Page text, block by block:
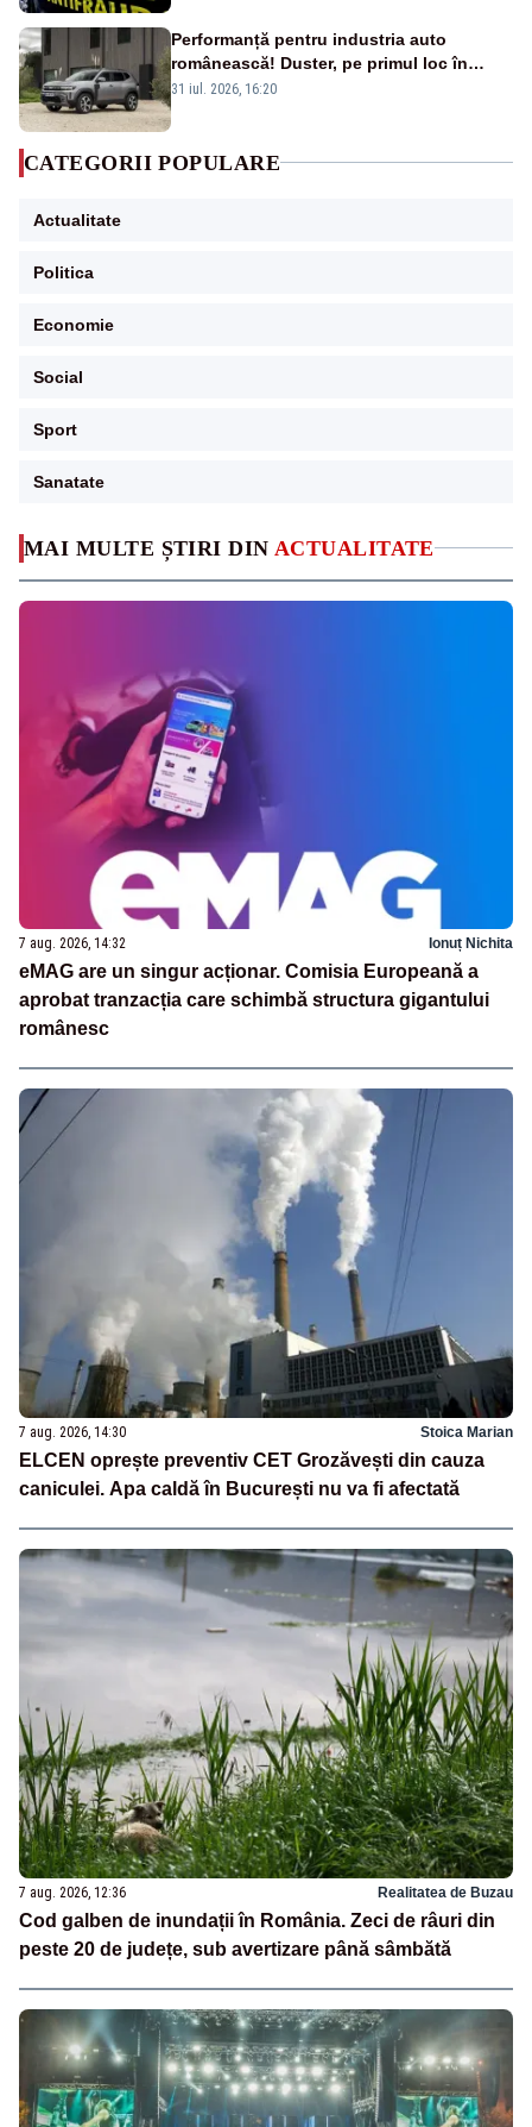
MAI MULTE ȘTIRI DIN ACTUALITATE
7 aug. 2026, 14:32 Ionuț Nichita
eMAG are un singur acționar. Comisia Europeană a
aprobat tranzacția care schimbă structura gigantului
românesc
7 aug. 2026, 14:30 Stoica Marian
ELCEN oprește preventiv CET Grozăvești din cauza
caniculei. Apa caldă în București nu va fi afectată
7 aug. 2026, 12:36 Realitatea de Buzau
Cod galben de inundații în România. Zeci de râuri din
peste 20 de județe, sub avertizare până sâmbătă
Performanță pentru industria auto
românească! Duster, pe primul loc în
topul vânzărilor din Ucraina
31 iul. 2026, 16:20
CATEGORII POPULARE
Actualitate
Politica
Economie
Social
Sport
Sanatate